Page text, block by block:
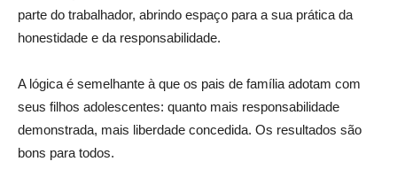
parte do trabalhador, abrindo espaço para a sua prática da
honestidade e da responsabilidade.
A lógica é semelhante à que os pais de família adotam com
seus filhos adolescentes: quanto mais responsabilidade
demonstrada, mais liberdade concedida. Os resultados são
bons para todos.